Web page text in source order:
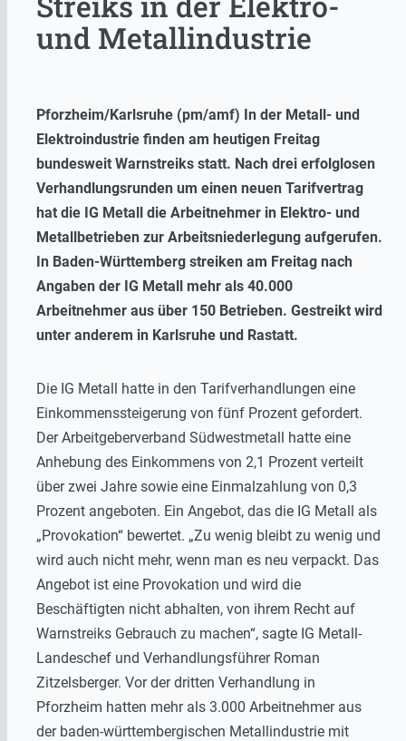
und Metallindustrie
Pforzheim/Karlsruhe (pm/amf) In der Metall- und
Elektroindustrie finden am heutigen Freitag
bundesweit Warnstreiks statt. Nach drei erfolglosen
Verhandlungsrunden um einen neuen Tarifvertrag
hat die IG Metall die Arbeitnehmer in Elektro- und
Metallbetrieben zur Arbeitsniederlegung aufgerufen.
In Baden-Württemberg streiken am Freitag nach
Angaben der IG Metall mehr als 40.000
Arbeitnehmer aus über 150 Betrieben. Gestreikt wird
unter anderem in Karlsruhe und Rastatt.
Die IG Metall hatte in den Tarifverhandlungen eine
Einkommenssteigerung von fünf Prozent gefordert.
Der Arbeitgeberverband Südwestmetall hatte eine
Anhebung des Einkommens von 2,1 Prozent verteilt
über zwei Jahre sowie eine Einmalzahlung von 0,3
Prozent angeboten. Ein Angebot, das die IG Metall als
„Provokation“ bewertet. „Zu wenig bleibt zu wenig und
wird auch nicht mehr, wenn man es neu verpackt. Das
Angebot ist eine Provokation und wird die
Beschäftigten nicht abhalten, von ihrem Recht auf
Warnstreiks Gebrauch zu machen“, sagte IG Metall-
Landeschef und Verhandlungsführer Roman
Zitzelsberger. Vor der dritten Verhandlung in
Pforzheim hatten mehr als 3.000 Arbeitnehmer aus
der baden-württembergischen Metallindustrie mit